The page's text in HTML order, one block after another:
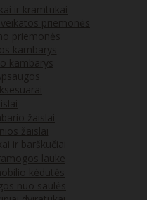
ir kramtukai
priemonės
priemonės
kambarys
kambarys
žaislai
žaislai
ir barškučiai
lauke
kėdutės
nuo saulės